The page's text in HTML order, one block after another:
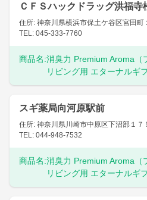
ＣＦＳハックドラッグ洪福寺
住所: 神奈川県横浜市保土ケ谷区宮田町
TEL: 045-333-7760
商品名:消臭力 Premium Aroma（
リビング用 エターナルギ
スギ薬局向河原駅前
住所: 神奈川県川崎市中原区下沼部１７
TEL: 044-948-7532
商品名:消臭力 Premium Aroma（
リビング用 エターナルギ